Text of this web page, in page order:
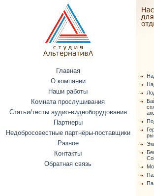
Главная
О компании
Наши работы
Комната прослушивания
Статьи/тесты аудио-видеоборудования
Партнеры
Недобросовестные партнёры-поставщики
Разное
Контакты
Обратная связь